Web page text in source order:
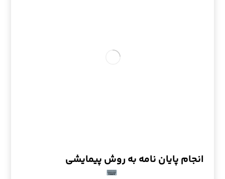
انجام پایان نامه به روش پیمایشی